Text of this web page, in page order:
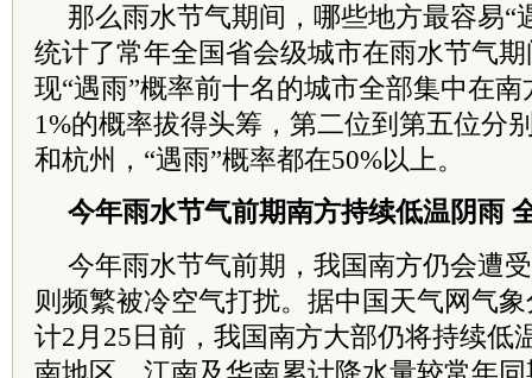
那么雨水节气期间，哪些地方最容易“
统计了常年全国省会级城市在雨水节气
现“遇雨”概率前十名的城市全部集中在
1%的概率拔得头筹，第二位到第五位分
和杭州，“遇雨”概率都在50%以上。
今年雨水节气前期南方持续低温阴雨
今年雨水节气前期，我国南方仍会遭
则频繁被冷空气打扰。据中国天气网气
计2月25日前，我国南方大部仍将持续低